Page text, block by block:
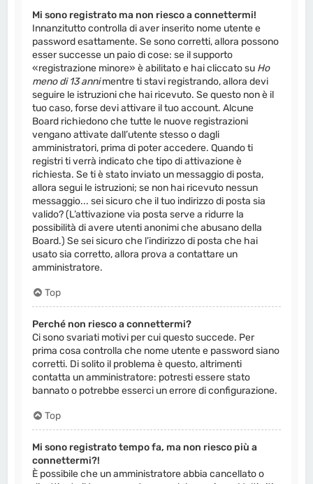
Mi sono registrato ma non riesco a connettermi!
Innanzitutto controlla di aver inserito nome utente e
password esattamente. Se sono corretti, allora possono
esser successe un paio di cose: se il supporto
«registrazione minore» è abilitato e hai cliccato su Ho
meno di 13 annimentre ti stavi registrando, allora devi
seguire le istruzioni che hai ricevuto. Se questo non è il
tuo caso, forse devi attivare il tuo account. Alcune
Board richiedono che tutte le nuove registrazioni
vengano attivate dall’utente stesso o dagli
amministratori, prima di poter accedere. Quando ti
registri ti verrà indicato che tipo di attivazione è
richiesta. Se ti è stato inviato un messaggio di posta,
allora segui le istruzioni; se non hai ricevuto nessun
messaggio... sei sicuro che il tuo indirizzo di posta sia
valido? (L’attivazione via posta serve a ridurre la
possibilità di avere utenti anonimi che abusano della
Board.) Se sei sicuro che l’indirizzo di posta che hai
usato sia corretto, allora prova a contattare un
amministratore.
Top
Perché non riesco a connettermi?
Ci sono svariati motivi per cui questo succede. Per
prima cosa controlla che nome utente e password siano
corretti. Di solito il problema è questo, altrimenti
contatta un amministratore: potresti essere stato
bannato o potrebbe esserci un errore di configurazione.
Top
Mi sono registrato tempo fa, ma non riesco più a
connettermi?!
È possibile che un amministratore abbia cancellato o